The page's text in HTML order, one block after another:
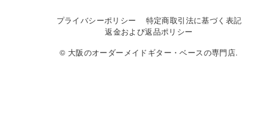
プライバシーポリシー
特定商取引法に基づく表記
返金および返品ポリシー
© 大阪のオーダーメイドギター・ベースの専門店.